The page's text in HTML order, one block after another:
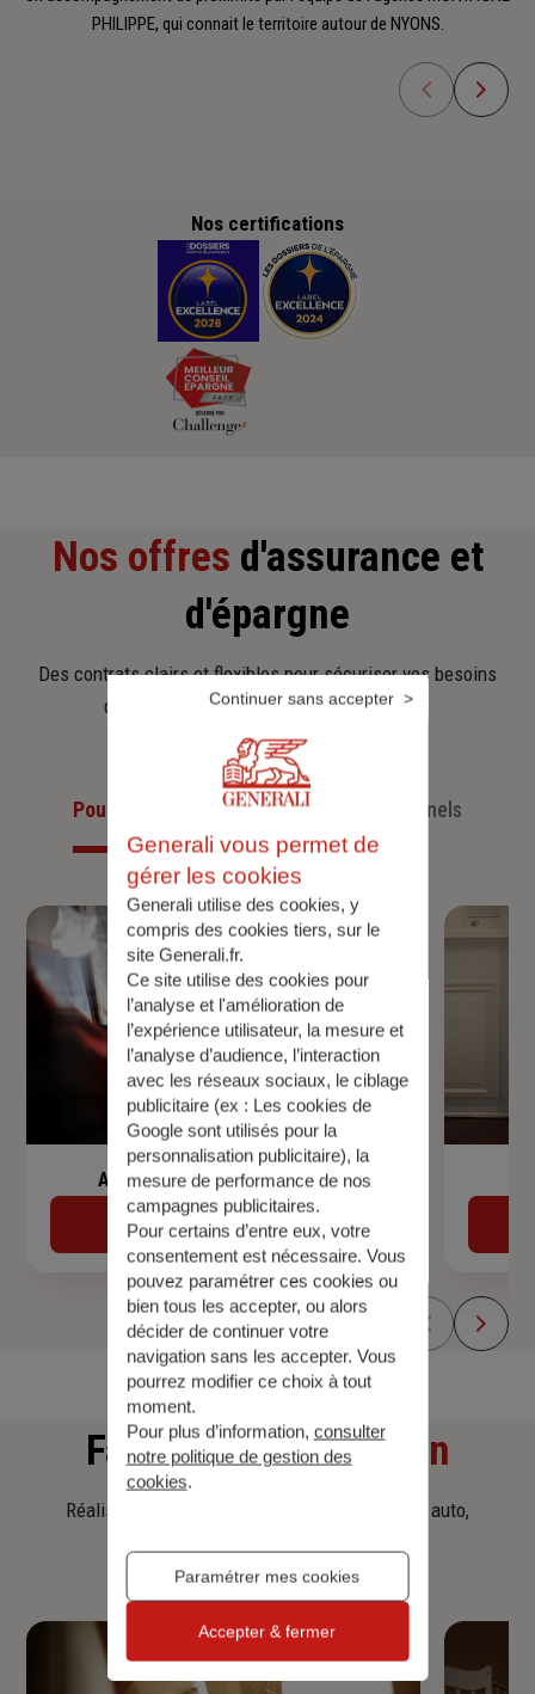
PHILIPPE, qui connait le territoire autour de NYONS.
Nos certifications
Nos offres d'assurance et
d'épargne
Des contrats clairs et flexibles pour sécuriser vos besoins
d’aujourd’hui et anticiper ceux de demain.
Pour les particuliersPour les professionnels
Assurance de prêt immobilier
Découvrir
Faitesune simulation
Réalisez une simulation tarifaire d'assurance, auto,
Generali vous permet de
gérer les cookies
Generali utilise des cookies, y
compris des cookies tiers, sur le
site Generali.fr.
Ce site utilise des cookies pour
l’analyse et l'amélioration de
l’expérience utilisateur, la mesure et
l’analyse d’audience, l’interaction
avec les réseaux sociaux, le ciblage
publicitaire (ex : Les cookies de
Google sont utilisés pour la
personnalisation publicitaire), la
mesure de performance de nos
campagnes publicitaires.
Pour certains d’entre eux, votre
consentement est nécessaire. Vous
pouvez paramétrer ces cookies ou
bien tous les accepter, ou alors
décider de continuer votre
navigation sans les accepter. Vous
pourrez modifier ce choix à tout
moment.
Pour plus d’information, consulter
notre politique de gestion des
cookies.
Paramétrer mes cookies
Continuer sans accepter
Accepter & fermer